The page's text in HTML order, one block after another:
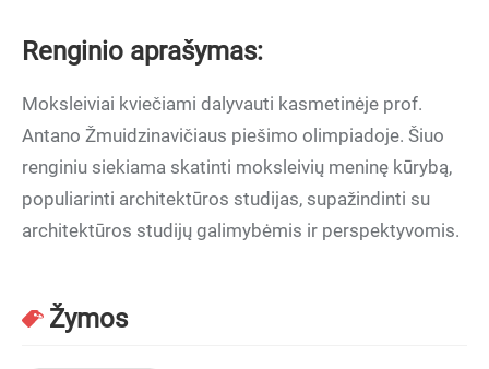
Renginio aprašymas:
Moksleiviai kviečiami dalyvauti kasmetinėje prof.
Antano Žmuidzinavičiaus piešimo olimpiadoje. Šiuo
renginiu siekiama skatinti moksleivių meninę kūrybą,
populiarinti architektūros studijas, supažindinti su
architektūros studijų galimybėmis ir perspektyvomis.
Žymos